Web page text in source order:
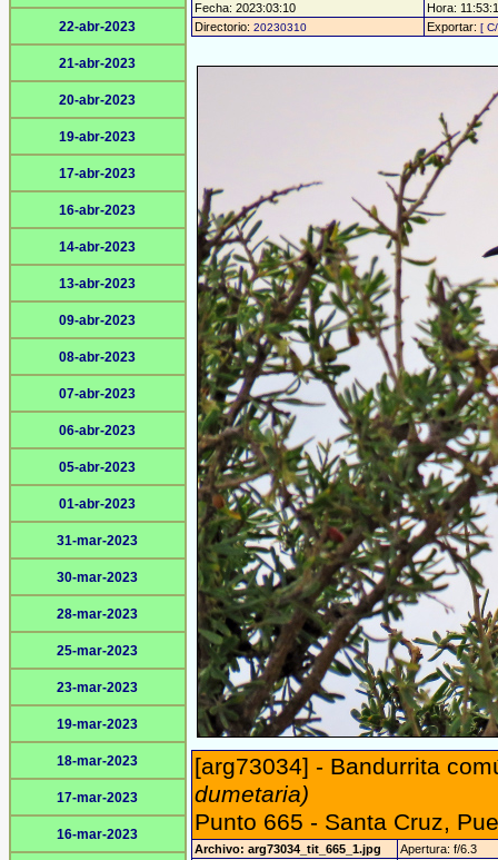
22-abr-2023
21-abr-2023
20-abr-2023
19-abr-2023
17-abr-2023
16-abr-2023
14-abr-2023
13-abr-2023
09-abr-2023
08-abr-2023
07-abr-2023
06-abr-2023
05-abr-2023
01-abr-2023
31-mar-2023
30-mar-2023
28-mar-2023
25-mar-2023
23-mar-2023
19-mar-2023
18-mar-2023
17-mar-2023
16-mar-2023
Fecha: 2023:03:10
Hora:
Directorio: 20230310 Exportar: [
[arg73034] - Bandurrita
dumetaria)
Punto 665 - Santa Cruz,
Archivo: arg73034_tit_665_1.jpg
Apertura: f/6.3